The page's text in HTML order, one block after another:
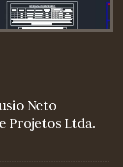
Neto
Projetos Ltda.